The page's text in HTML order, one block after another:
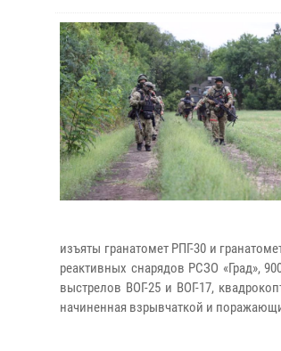
изъяты гранатомет РПГ-30 и
реактивных снарядов РСЗО «Град»,
выстрелов ВОГ-25 и ВОГ-17,
начиненная взрывчаткой и